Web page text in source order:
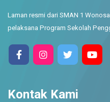
Laman resmi dari SMAN 1
pelaksana Program Sekolah
Kontak Kami